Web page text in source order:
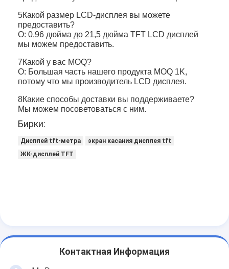
5Какой размер LCD-дисплея вы можете
предоставить?
О: 0,96 дюйма до 21,5 дюйма TFT LCD дисплей
мы можем предоставить.
7Какой у вас MOQ?
О: Большая часть нашего продукта MOQ 1K,
потому что мы производитель LCD дисплея.
8Какие способы доставки вы поддерживаете?
Мы можем посоветоваться с ним.
Бирки:
Дисплей tft-метра
экран касания дисплея tft
ЖК-дисплей TFT
Контактная Информация